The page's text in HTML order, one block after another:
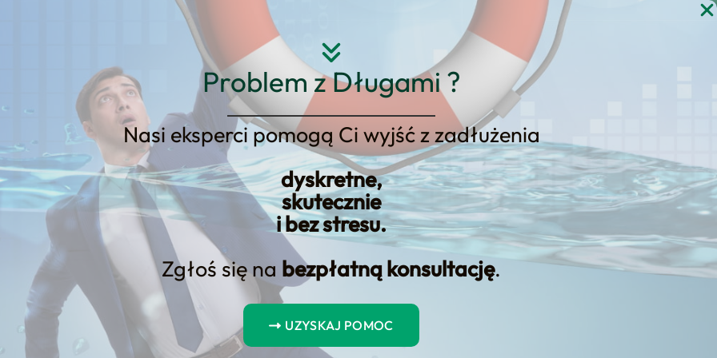
Problem z Długami ?
Nasi eksperci pomogą Ci wyjść z zadłużenia
dyskretne,
skutecznie
i bez stresu.
Zgłoś się na bezpłatną konsultację.
UZYSKAJ POMOC
Strona główna O nas Kontakt KONSULTACJA
długiem są niezbędne do poprawy punktacji
kredytowej?